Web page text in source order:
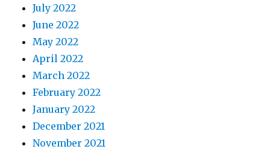
July 2022
June 2022
May 2022
April 2022
March 2022
February 2022
January 2022
December 2021
November 2021